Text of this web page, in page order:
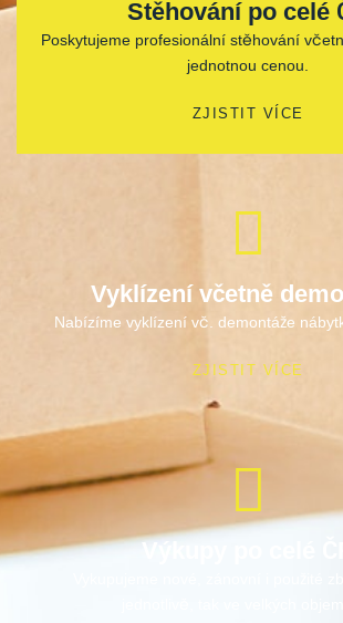
Stěhování po celé
Poskytujeme profesionální stěhování
jednotnou cenou.
ZJISTIT VÍCE
Vyklízení včetně
Nabízíme vyklízení vč. demontáže
ZJISTIT VÍCE
Výkupy po celé ČR
Vykupujeme nové, zánovní i použité